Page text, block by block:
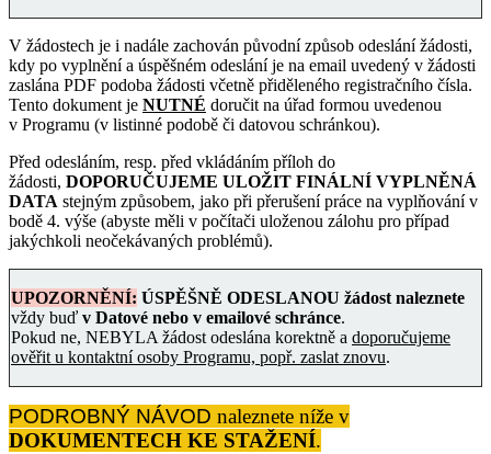
V žádostech je i nadále zachován původní způsob odeslání žádosti,
kdy po vyplnění a úspěšném odeslání je na email uvedený v žádosti
zaslána PDF podoba žádosti včetně přiděleného registračního čísla.
Tento dokument je NUTNÉ doručit na úřad formou uvedenou
v Programu (v listinné podobě či datovou schránkou).
Před odesláním, resp. před vkládáním příloh do
žádosti, DOPORUČUJEME ULOŽIT FINÁLNÍ VYPLNĚNÁ
DATA stejným způsobem, jako při přerušení práce na vyplňování v
bodě 4. výše (abyste měli v počítači uloženou zálohu pro případ
jakýchkoli neočekávaných problémů).
UPOZORNĚNÍ: ÚSPĚŠNĚ ODESLANOU žádost naleznete
vždy buď v Datové nebo v emailové schránce.
Pokud ne, NEBYLA žádost odeslána korektně a doporučujeme
ověřit u kontaktní osoby Programu, popř. zaslat znovu.
PODROBNÝ NÁVOD naleznete níže v
DOKUMENTECH KE STAŽENÍ.